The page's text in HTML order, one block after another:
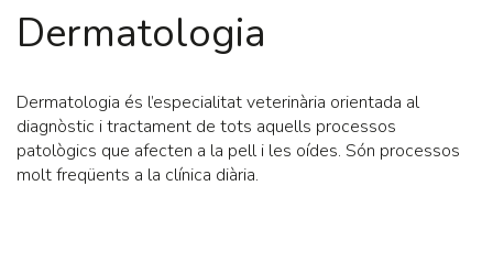
Dermatologia
Dermatologia és l’especialitat veterinària orientada al
diagnòstic i tractament de tots aquells processos
patològics que afecten a la pell i les oídes. Són processos
molt freqüents a la clínica diària.